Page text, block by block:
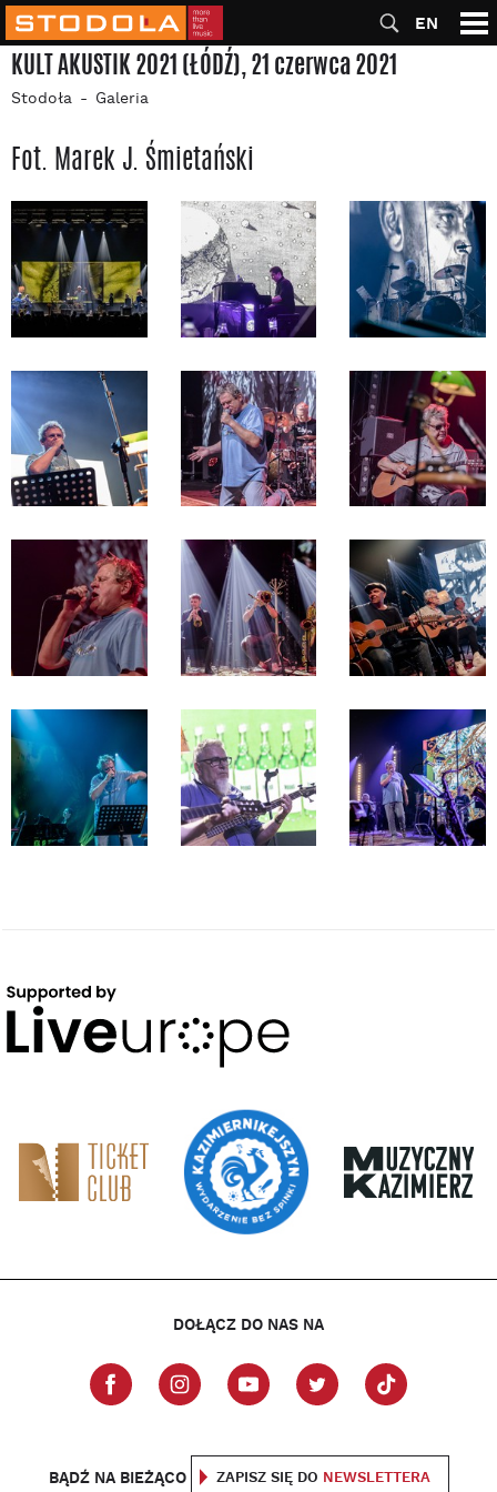
EN
KULT AKUSTIK 2021 (ŁÓDŹ), 21 czerwca 2021
Stodoła Galeria
Fot. Marek J. Śmietański
DOŁĄCZ DO NAS NA
BĄDŹ NA BIEŻĄCO ZAPISZ SIĘ DO NEWSLETTERA